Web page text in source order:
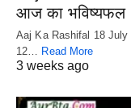
आज का भविष्यफल
Aaj Ka Rashifal 18 July
12…
Read More
3 weeks ago